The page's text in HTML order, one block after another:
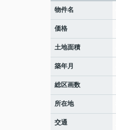
物件名
価格
土地面積
築年月
総区画数
所在地
交通